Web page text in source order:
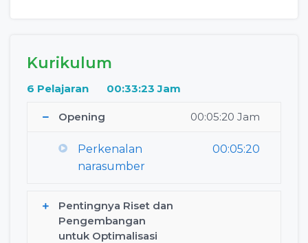
Kurikulum
6 Pelajaran 00:33:23 Jam
Opening 00:05:20 Jam
Perkenalan
narasumber
00:05:20
Pentingnya Riset dan
Pengembangan
untuk Optimalisasi